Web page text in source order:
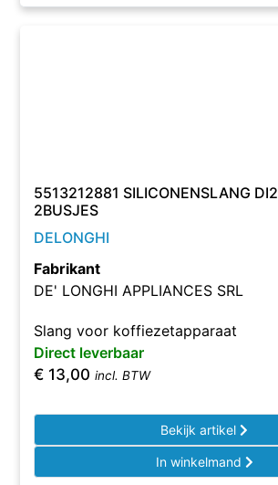
5513212881 SILICONENSLANG
2BUSJES
DELONGHI
Fabrikant
DE' LONGHI APPLIANCES SRL
Slang voor koffiezetapparaat
Direct leverbaar
€ 13,00 incl. BTW
Bekijk artikel
In winkelmand